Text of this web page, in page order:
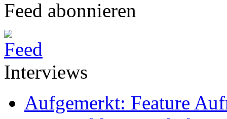
Feed abonnieren
Interviews
Aufgemerkt: Feature